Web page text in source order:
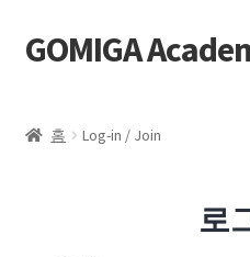
GOMIGA
홈 Log-in / Join
로